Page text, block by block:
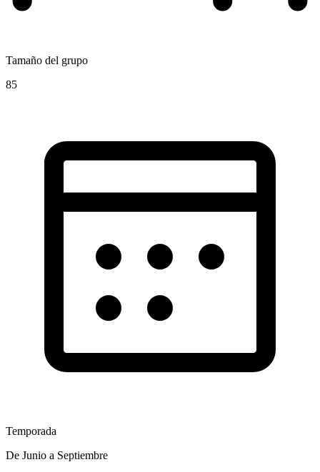
Tamaño del grupo
85
Temporada
De Junio a Septiembre